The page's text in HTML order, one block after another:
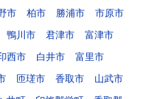
市 柏市 勝浦市
市原市
鴨川市 君津市
富津市
西市 白井市
富里市
匝瑳市 香取市
山武市